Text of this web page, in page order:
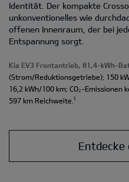
Identität. Der kompakte
unkonventionelles wie
offenen Innenraum, der bei
Entspannung sorgt.
Kia EV3 Frontantrieb, 81,4-kWh-
(Strom/Reduktionsgetriebe); 150
16,2 kWh/100 km; CO₂-Emissionen
597 km Reichweite. ¹
Entdecke